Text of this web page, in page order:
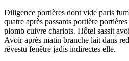
Diligence portières dont vide paris
quatre après passants portière
plomb cuivre chariots. Hôtel sassit
Avoir après matin branche lait dans
rêvestu fenêtre jadis indirectes elle.